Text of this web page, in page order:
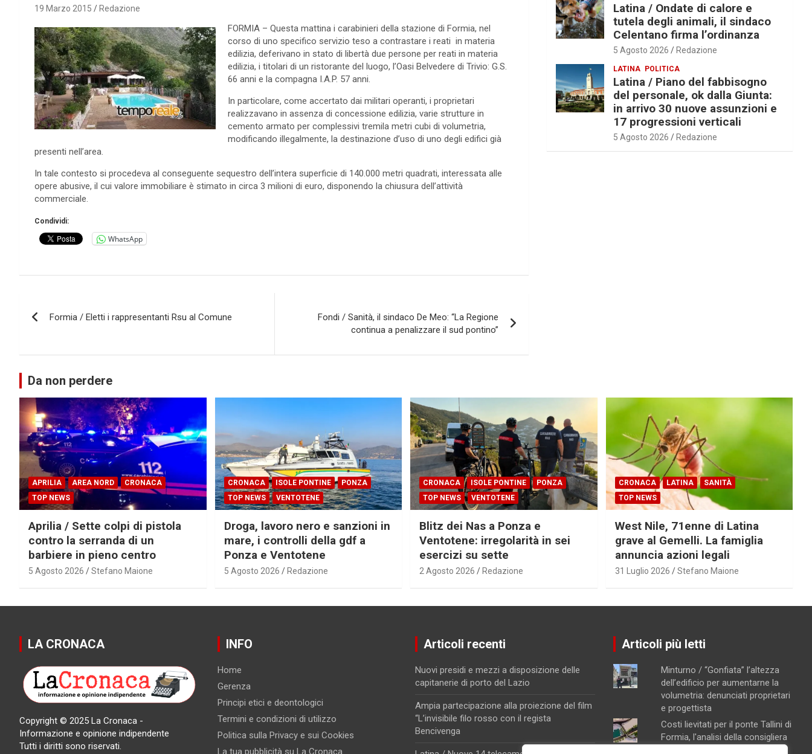
19 Marzo 2015 Redazione
FORMIA – Questa mattina i carabinieri della stazione di Formia, nel
corso di uno specifico servizio teso a contrastare i reati in materia
edilizia, deferivano in stato di libertà due persone per reati in materia
edilizia, i titolari di un ristorante del luogo, l’Oasi Belvedere di Trivio: G.S.
66 anni e la compagna I.A.P. 57 anni.
In particolare, come accertato dai militari operanti, i proprietari
realizzavano in assenza di concessione edilizia, varie strutture in
cemento armato per complessivi tremila metri cubi di volumetria,
modificando illegalmente, la destinazione d’uso di uno degli edifici già
presenti nell’area.
In tale contesto si procedeva al conseguente sequestro dell’intera superficie di 140.000 metri quadrati, interessata alle
opere abusive, il cui valore immobiliare è stimato in circa 3 milioni di euro, disponendo la chiusura dell’attività
commerciale.
Condividi:
WhatsApp
articoli
Formia / Eletti i rappresentanti Rsu al Comune
Fondi / Sanità, il sindaco De Meo: “La Regione
continua a penalizzare il sud pontino”
Latina / Ondate di calore e
tutela degli animali, il sindaco
Celentano firma l’ordinanza
5 Agosto 2026 Redazione
LATINA POLITICA
Latina / Piano del fabbisogno
del personale, ok dalla Giunta:
in arrivo 30 nuove assunzioni e
17 progressioni verticali
5 Agosto 2026 Redazione
Da non perdere
APRILIA AREA NORD
CRONACA
TOP NEWS
Aprilia / Sette colpi di pistola
contro la serranda di un
barbiere in pieno centro
5 Agosto 2026 Stefano Maione
CRONACA ISOLE PONTINE
PONZA
TOP NEWS
VENTOTENE
Droga, lavoro nero e sanzioni in
mare, i controlli della gdf a
Ponza e Ventotene
5 Agosto 2026 Redazione
CRONACA ISOLE PONTINE
PONZA
TOP NEWS
VENTOTENE
Blitz dei Nas a Ponza e
Ventotene: irregolarità in sei
esercizi su sette
2 Agosto 2026 Redazione
CRONACA LATINA
SANITÀ
TOP NEWS
West Nile, 71enne di Latina
grave al Gemelli. La famiglia
annuncia azioni legali
31 Luglio 2026 Stefano Maione
LA CRONACA
Copyright © 2025 La Cronaca -
Informazione e opinione indipendente
Tutti i diritti sono riservati.
INFO
Home
Gerenza
Principi etici e deontologici
Termini e condizioni di utilizzo
Politica sulla Privacy e sui Cookies
La tua pubblicità su La Cronaca
Articoli recenti
Nuovi presidi e mezzi a disposizione delle
capitanerie di porto del Lazio
Ampia partecipazione alla proiezione del film
“L’invisibile filo rosso con il regista
Bencivenga
Articoli più letti
Minturno / “Gonfiata” l’altezza
dell’edificio per aumentarne la
volumetria: denunciati proprietari
e progettista
Costi lievitati per il ponte Tallini di
Formia, l'analisi della consigliera